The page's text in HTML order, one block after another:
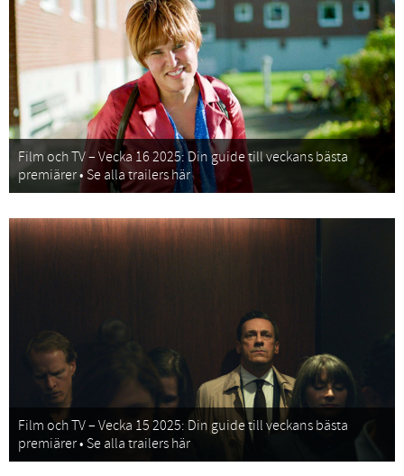
Film och TV – Vecka 16 2025: Din guide till veckans bästa
premiärer • Se alla trailers här
Film och TV – Vecka 15 2025: Din guide till veckans bästa
premiärer • Se alla trailers här